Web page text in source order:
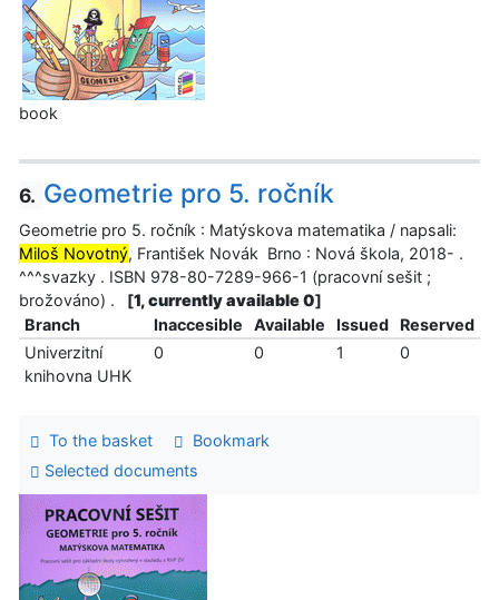
book
6. Geometrie pro 5. ročník
Geometrie pro 5. ročník : Matýskova matematika / napsali:
Miloš Novotný, František Novák Brno : Nová škola, 2018- .
^^^svazky . ISBN 978-80-7289-966-1 (pracovní sešit ;
brožováno) .
[1, currently available 0]
Branch
Inaccesible Available Issued
Reserved
Univerzitní
knihovna UHK
0 0 1 0
To the basket
Bookmark
Selected documents